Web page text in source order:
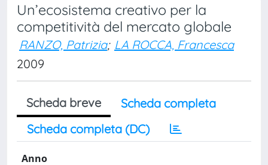
Un’ecosistema creativo per la
competitività del mercato globale
RANZO, Patrizia; LA ROCCA, Francesca
2009
Scheda breve
Scheda completa
Scheda completa (DC)
Anno